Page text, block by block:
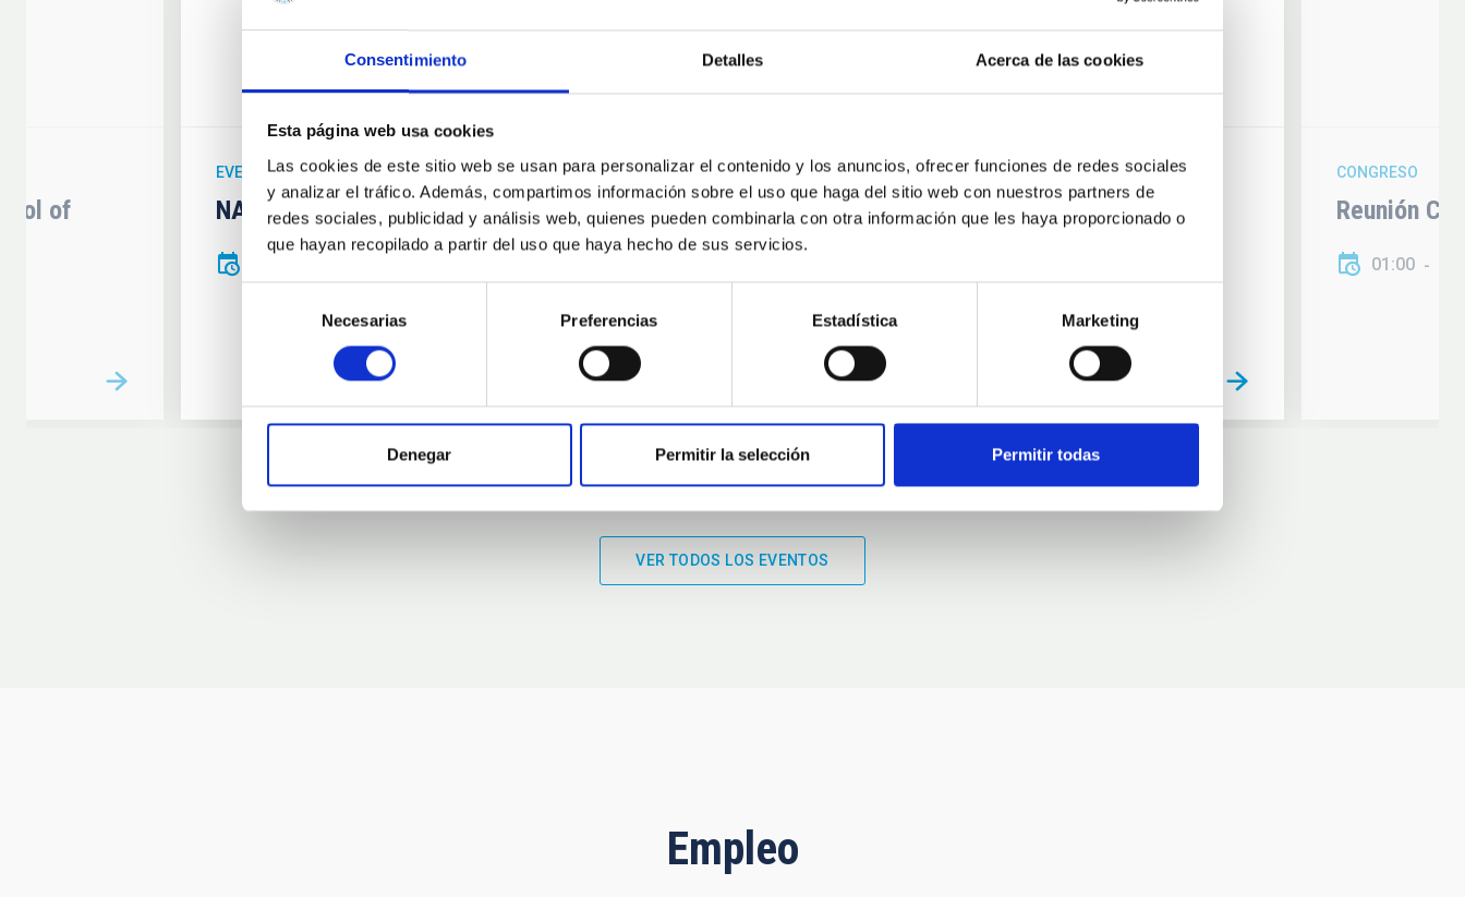
Consentimiento Detalles Acerca de las cookies
Esta página web usa cookies
Las cookies de este sitio web se usan para personalizar el contenido y los anuncios, ofrecer funciones de redes sociales
y analizar el tráfico. Además, compartimos información sobre el uso que haga del sitio web con nuestros partners de
redes sociales, publicidad y análisis web, quienes pueden combinarla con otra información que les haya proporcionado o
que hayan recopilado a partir del uso que haya hecho de sus servicios.
consentimiento
Necesarias Preferencias Estadística Marketing
Denegar Permitir la selección Permitir todas
of
08
AUG 26
11
AUG 26
EVENTO ASTRONÓMICO
NATE en Palencia - Eclipse Agosto 2026
10 14
CONGRESO
Substellar Astrophysics 2026
CONGRESO
Reunión
01:00
VER TODOS LOS EVENTOS
Empleo